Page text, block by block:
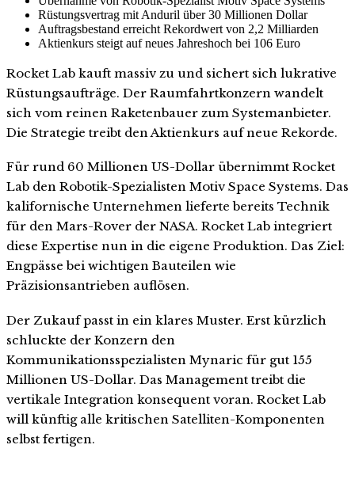
Rüstungsvertrag mit Anduril über 30 Millionen Dollar
Auftragsbestand erreicht Rekordwert von 2,2 Milliarden
Aktienkurs steigt auf neues Jahreshoch bei 106 Euro
Rocket Lab kauft massiv zu und sichert sich lukrative
Rüstungsaufträge. Der Raumfahrtkonzern wandelt
sich vom reinen Raketenbauer zum Systemanbieter.
Die Strategie treibt den Aktienkurs auf neue Rekorde.
Für rund 60 Millionen US-Dollar übernimmt Rocket
Lab den Robotik-Spezialisten Motiv Space Systems. Das
kalifornische Unternehmen lieferte bereits Technik
für den Mars-Rover der NASA. Rocket Lab integriert
diese Expertise nun in die eigene Produktion. Das Ziel:
Engpässe bei wichtigen Bauteilen wie
Präzisionsantrieben auflösen.
Der Zukauf passt in ein klares Muster. Erst kürzlich
schluckte der Konzern den
Kommunikationsspezialisten Mynaric für gut 155
Millionen US-Dollar. Das Management treibt die
vertikale Integration konsequent voran. Rocket Lab
will künftig alle kritischen Satelliten-Komponenten
selbst fertigen.